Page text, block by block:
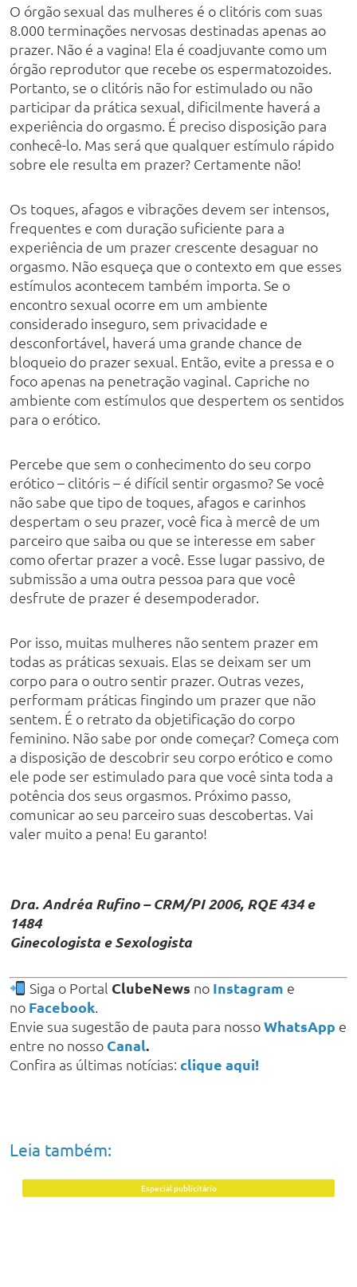
O órgão sexual das mulheres é o clitóris com suas
8.000 terminações nervosas destinadas apenas ao
prazer. Não é a vagina! Ela é coadjuvante como um
órgão reprodutor que recebe os espermatozoides.
Portanto, se o clitóris não for estimulado ou não
participar da prática sexual, dificilmente haverá a
experiência do orgasmo. É preciso disposição para
conhecê-lo. Mas será que qualquer estímulo rápido
sobre ele resulta em prazer? Certamente não!
Os toques, afagos e vibrações devem ser intensos,
frequentes e com duração suficiente para a
experiência de um prazer crescente desaguar no
orgasmo. Não esqueça que o contexto em que esses
estímulos acontecem também importa. Se o
encontro sexual ocorre em um ambiente
considerado inseguro, sem privacidade e
desconfortável, haverá uma grande chance de
bloqueio do prazer sexual. Então, evite a pressa e o
foco apenas na penetração vaginal. Capriche no
ambiente com estímulos que despertem os sentidos
para o erótico.
Percebe que sem o conhecimento do seu corpo
erótico – clitóris – é difícil sentir orgasmo? Se você
não sabe que tipo de toques, afagos e carinhos
despertam o seu prazer, você fica à mercê de um
parceiro que saiba ou que se interesse em saber
como ofertar prazer a você. Esse lugar passivo, de
submissão a uma outra pessoa para que você
desfrute de prazer é desempoderador.
Por isso, muitas mulheres não sentem prazer em
todas as práticas sexuais. Elas se deixam ser um
corpo para o outro sentir prazer. Outras vezes,
performam práticas fingindo um prazer que não
sentem. É o retrato da objetificação do corpo
feminino. Não sabe por onde começar? Começa com
a disposição de descobrir seu corpo erótico e como
ele pode ser estimulado para que você sinta toda a
potência dos seus orgasmos. Próximo passo,
comunicar ao seu parceiro suas descobertas. Vai
valer muito a pena! Eu garanto!
Dra. Andréa Rufino – CRM/PI 2006, RQE 434 e
1484
Ginecologista e Sexologista
Siga o Portal ClubeNews no Instagram e
no Facebook.
Envie sua sugestão de pauta para nossoWhatsApp e
entre no nosso Canal.
Confira as últimas notícias: clique aqui!
Leia também:
Especial publicitário